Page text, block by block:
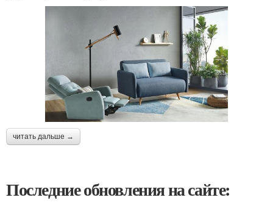
читать дальше →
Последние обновления на сайте: